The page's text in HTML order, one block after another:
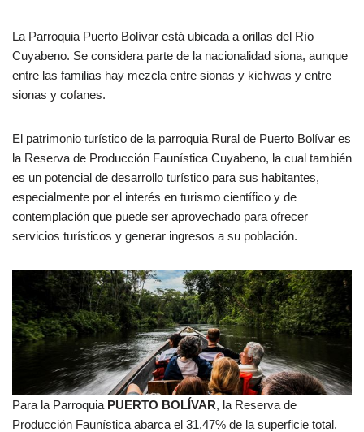
La Parroquia Puerto Bolívar está ubicada a orillas del Río
Cuyabeno. Se considera parte de la nacionalidad siona, aunque
entre las familias hay mezcla entre sionas y kichwas y entre
sionas y cofanes.
El patrimonio turístico de la parroquia Rural de Puerto Bolívar es
la Reserva de Producción Faunística Cuyabeno, la cual también
es un potencial de desarrollo turístico para sus habitantes,
especialmente por el interés en turismo científico y de
contemplación que puede ser aprovechado para ofrecer
servicios turísticos y generar ingresos a su población.
Para la Parroquia PUERTO BOLÍVAR, la Reserva de
Producción Faunística abarca el 31,47% de la superficie total.